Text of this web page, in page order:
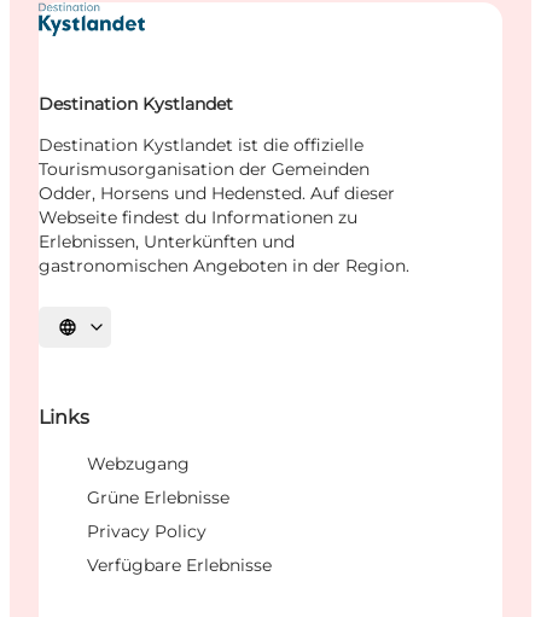
Destination Kystlandet
Destination Kystlandet ist die offizielle
Tourismusorganisation der Gemeinden
Odder, Horsens und Hedensted. Auf dieser
Webseite findest du Informationen zu
Erlebnissen, Unterkünften und
gastronomischen Angeboten in der Region.
Sprache auswählen
Links
Webzugang
Grüne Erlebnisse
Privacy Policy
Verfügbare Erlebnisse